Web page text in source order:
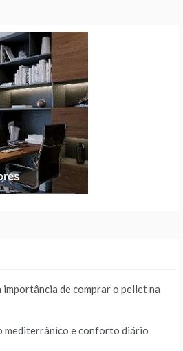
de comprar o pellet na
mediterrânico e conforto diário